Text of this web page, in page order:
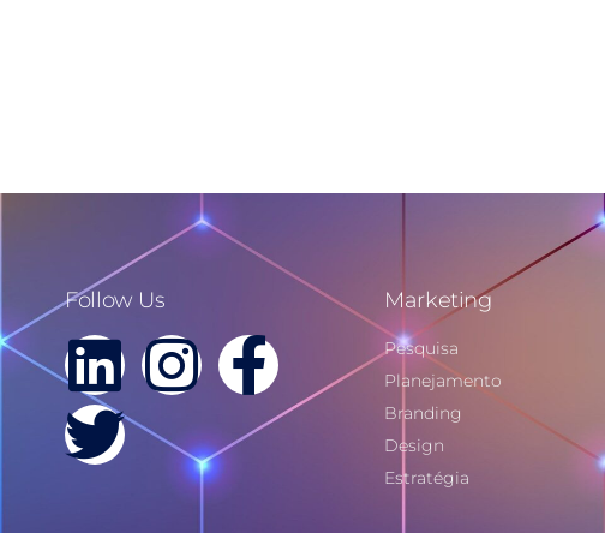
Follow Us Marketing
Pesquisa
Planejamento
Branding
Design
Estratégia